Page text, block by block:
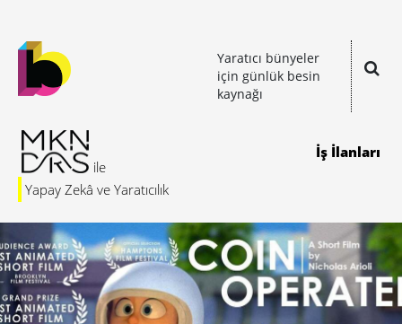
Yaratıcı bünyeler
için günlük besin
kaynağı
Yapay Zekâ ve Yaratıcılık
İş İlanları